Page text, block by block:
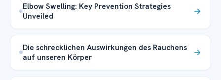
Elbow Swelling: Key Prevention Strategies
Unveiled
Die schrecklichen Auswirkungen des Rauchens
auf unseren Körper